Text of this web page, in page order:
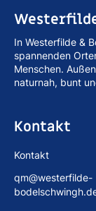
In Westerfilde &
spannenden
Menschen.
naturnah, bunt
Kontakt
Kontakt
qm@westerfilde-